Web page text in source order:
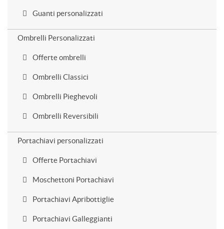
Guanti personalizzati
Ombrelli Personalizzati
Offerte ombrelli
Ombrelli Classici
Ombrelli Pieghevoli
Ombrelli Reversibili
Portachiavi personalizzati
Offerte Portachiavi
Moschettoni Portachiavi
Portachiavi Apribottiglie
Portachiavi Galleggianti